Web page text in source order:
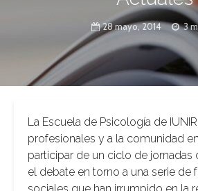
28 mayo, 2014 3
La Escuela de Psicología de
profesionales y a la comunidad
participar de un ciclo de jornadas
el debate en torno a una serie de